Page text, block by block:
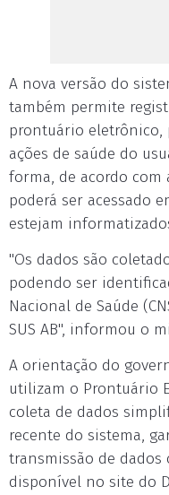
A nova versão do
também permite
prontuário eletrônico,
ações de saúde do
forma, de acordo
poderá ser acessado
estejam
"Os dados são
podendo ser
Nacional de Saúde
SUS AB", informou o
A orientação do
utilizam o Prontuário
coleta de dados
recente do sistema,
transmissão de dados
disponível no site do